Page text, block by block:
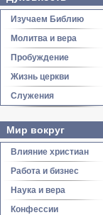
Изучаем Библию
Молитва и вера
Пробуждение
Жизнь церкви
Служения
Мир вокруг
Влияние христиан
Работа и бизнес
Наука и вера
Конфессии